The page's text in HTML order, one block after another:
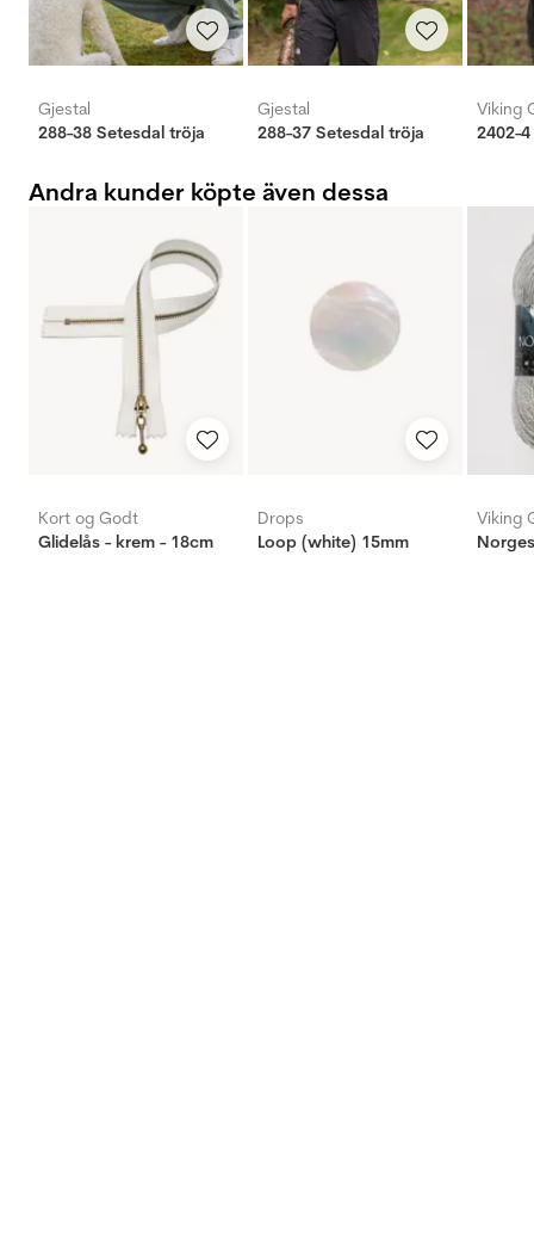
Gjestal
288-38 Setesdal tröja
Gjestal
288-37 Setesdal tröja
Viking
Andra kunder köpte även dessa
Kort og Godt
Glidelås - krem - 18cm
Drops
Loop (white) 15mm
Viking